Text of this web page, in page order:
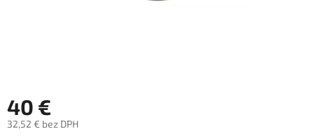
40 €
32,52 € bez DPH